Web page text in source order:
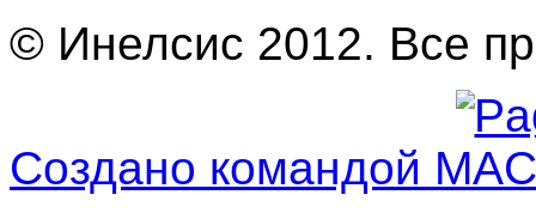
© Инелсис 2012. Все
Создано командой